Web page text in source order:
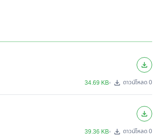
34.69 KB ดาวน์โหลด 0
39.36 KB ดาวน์โหลด 0